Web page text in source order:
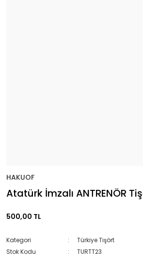
HAKUOF
Atatürk İmzalı ANTRENÖR
500,00 TL
Kategori
Türkiye Tişört
Stok Kodu
TURTT23